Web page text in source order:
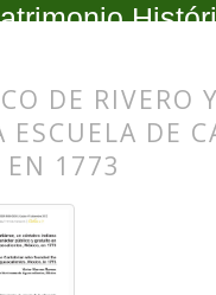
DE
ESCUELA DE
EN 1773